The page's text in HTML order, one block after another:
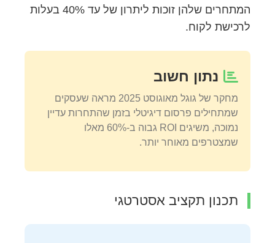
המתחרים שלהן זוכות ליתרון של עד 40% בעלות
לרכישת לקוח.
נתון חשוב
מחקר של גוגל מאוגוסט 2025 מראה שעסקים
שמתחילים פרסום דיגיטלי בזמן שהתחרות עדיין
נמוכה, משיגים ROI גבוה ב-60% מאלו
שמצטרפים מאוחר יותר.
תכנון תקציב אסטרטגי